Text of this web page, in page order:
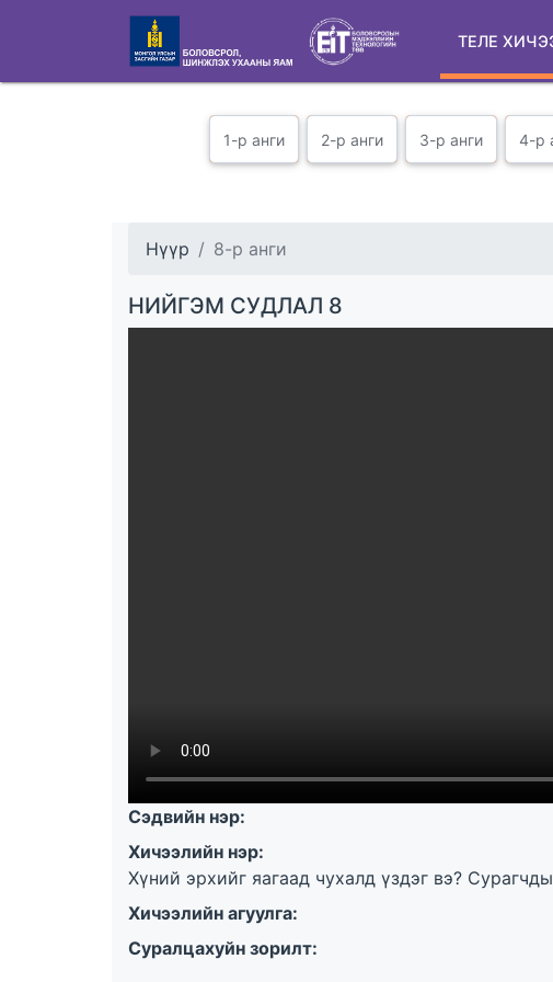
ТЕЛЕ
1-р анги 2-р анги 3-р анги 4-р
Нүүр 8-р анги
НИЙГЭМ СУДЛАЛ 8
Сэдвийн нэр:
Хичээлийн нэр:
Хүний эрхийг яагаад чухалд үздэг вэ?
Хичээлийн агуулга:
Суралцахуйн зорилт: